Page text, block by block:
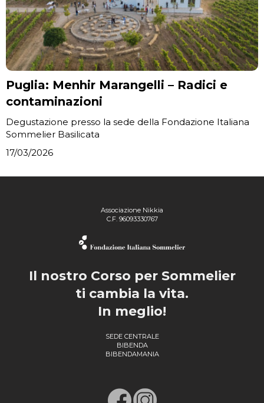
Puglia: Menhir Marangelli – Radici e
contaminazioni
Degustazione presso la sede della Fondazione Italiana
Sommelier Basilicata
17/03/2026
Associazione Nikkia
C.F. 96093330767
Il nostro Corso per Sommelier
ti cambia la vita.
In meglio!
SEDE CENTRALE
BIBENDA
BIBENDAMANIA